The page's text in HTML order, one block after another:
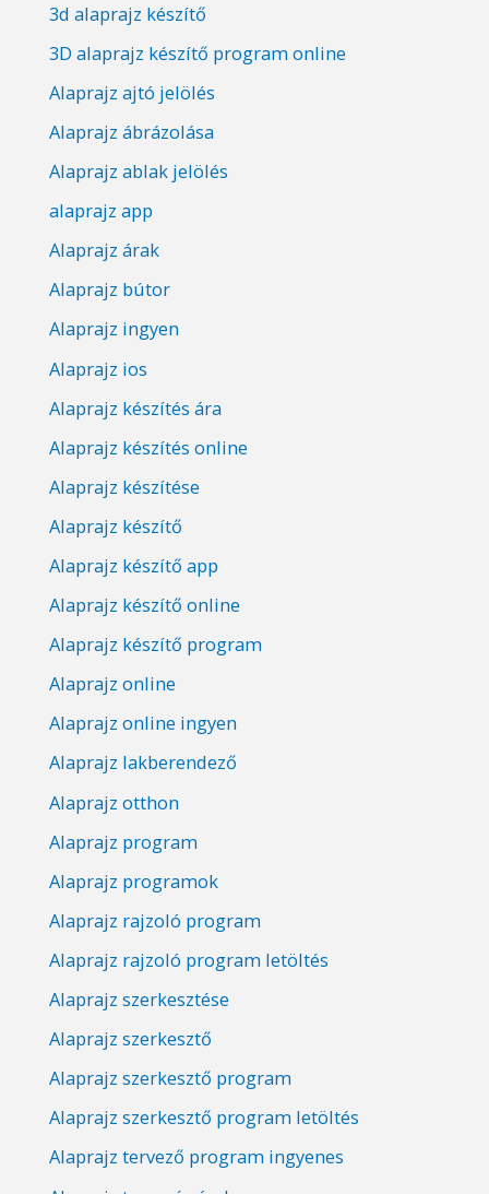
3d alaprajz készítő
3D alaprajz készítő program online
Alaprajz ajtó jelölés
Alaprajz ábrázolása
Alaprajz ablak jelölés
alaprajz app
Alaprajz árak
Alaprajz bútor
Alaprajz ingyen
Alaprajz ios
Alaprajz készítés ára
Alaprajz készítés online
Alaprajz készítése
Alaprajz készítő
Alaprajz készítő app
Alaprajz készítő online
Alaprajz készítő program
Alaprajz online
Alaprajz online ingyen
Alaprajz lakberendező
Alaprajz otthon
Alaprajz program
Alaprajz programok
Alaprajz rajzoló program
Alaprajz rajzoló program letöltés
Alaprajz szerkesztése
Alaprajz szerkesztő
Alaprajz szerkesztő program
Alaprajz szerkesztő program letöltés
Alaprajz tervező program ingyenes